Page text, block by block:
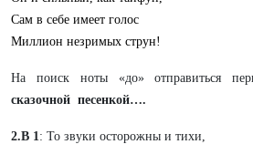
Сам в себе имеет голос
Миллион незримых струн!
На поиск ноты «до» отправиться
сказочной песенкой….
2.В 1: То звуки осторожны и тихи,